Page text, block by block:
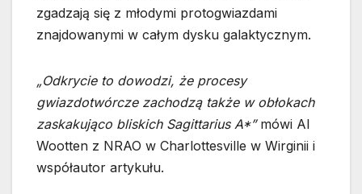
zgadzają się z młodymi protogwiazdami
znajdowanymi w całym dysku galaktycznym.
„Odkrycie to dowodzi, że procesy
gwiazdotwórcze zachodzą także w obłokach
zaskakująco bliskich Sagittarius A*”mówi Al
Wootten z NRAO w Charlottesville w Wirginii i
współautor artykułu.